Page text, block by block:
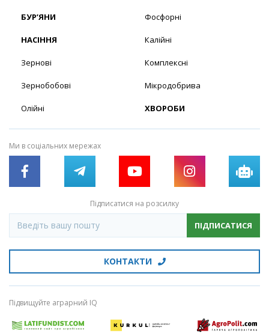
БУР’ЯНИ
НАСІННЯ
Зернові
Зернобобові
Олійні
Фосфорні
Калійні
Комплексні
Мікродобрива
ХВОРОБИ
Ми в соціальних мережах
Підписатися на розсилку
ПІДПИСАТИСЯ
КОНТАКТИ
Підвищуйте аграрний IQ